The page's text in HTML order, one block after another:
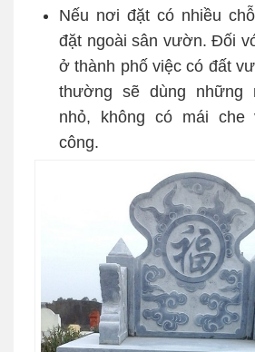
Nếu nơi đặt có nhiều
đặt ngoài sân vườn. Đối
ở thành phố việc có đất
thường sẽ dùng những
nhỏ, không có mái che
công.